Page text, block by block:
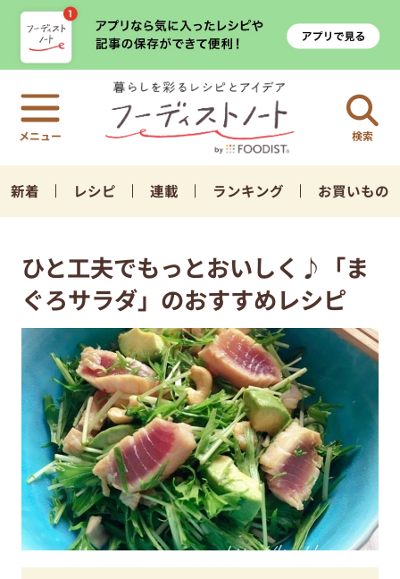
検索
新着 レシピ 連載 ランキング お買いもの
ひと工夫でもっとおいしく♪「ま
ぐろサラダ」のおすすめレシピ